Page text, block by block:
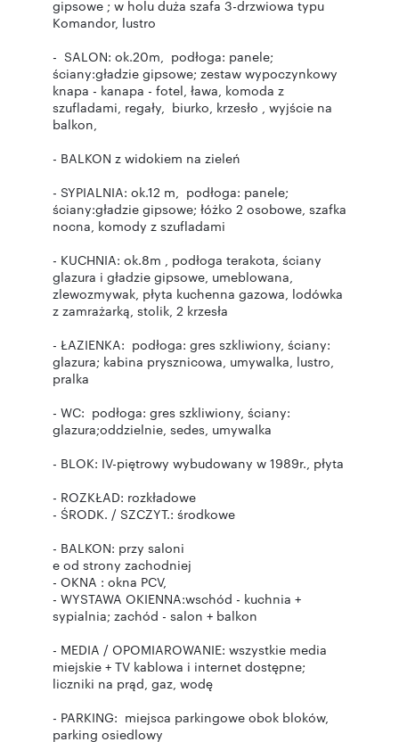
gipsowe ; w holu duża szafa 3-drzwiowa typu
Komandor, lustro
- SALON: ok.20m, podłoga: panele;
ściany:gładzie gipsowe; zestaw wypoczynkowy
knapa - kanapa - fotel, ława, komoda z
szufladami, regały, biurko, krzesło , wyjście na
balkon,
- BALKON z widokiem na zieleń
- SYPIALNIA: ok.12 m, podłoga: panele;
ściany:gładzie gipsowe; łóżko 2 osobowe, szafka
nocna, komody z szufladami
- KUCHNIA: ok.8m , podłoga terakota, ściany
glazura i gładzie gipsowe, umeblowana,
zlewozmywak, płyta kuchenna gazowa, lodówka
z zamrażarką, stolik, 2 krzesła
- ŁAZIENKA: podłoga: gres szkliwiony, ściany:
glazura; kabina prysznicowa, umywalka, lustro,
pralka
- WC: podłoga: gres szkliwiony, ściany:
glazura;oddzielnie, sedes, umywalka
- BLOK: IV-piętrowy wybudowany w 1989r., płyta
- ROZKŁAD: rozkładowe
- ŚRODK. / SZCZYT.: środkowe
- BALKON: przy saloni
e od strony zachodniej
- OKNA : okna PCV,
- WYSTAWA OKIENNA:wschód - kuchnia +
sypialnia; zachód - salon + balkon
- MEDIA / OPOMIAROWANIE: wszystkie media
miejskie + TV kablowa i internet dostępne;
liczniki na prąd, gaz, wodę
- PARKING: miejsca parkingowe obok bloków,
parking osiedlowy